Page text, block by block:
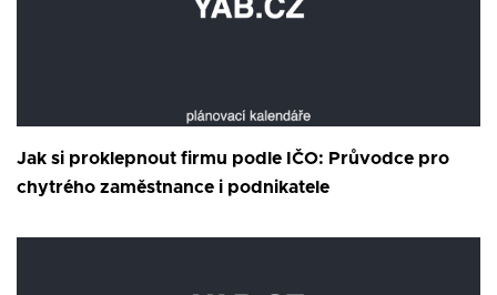
Jak si proklepnout firmu podle IČO: Průvodce pro
chytrého zaměstnance i podnikatele